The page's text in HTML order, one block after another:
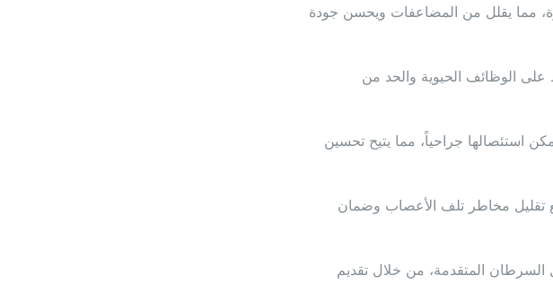
مما يقلل من المضاعفات ويحسن جودة
على الوظائف الحيوية والحد من
استئصالها جراحياً، مما يتيح تحسين
تقليل مخاطر تلف الأعصاب وضمان
المتقدمة، من خلال تقديم